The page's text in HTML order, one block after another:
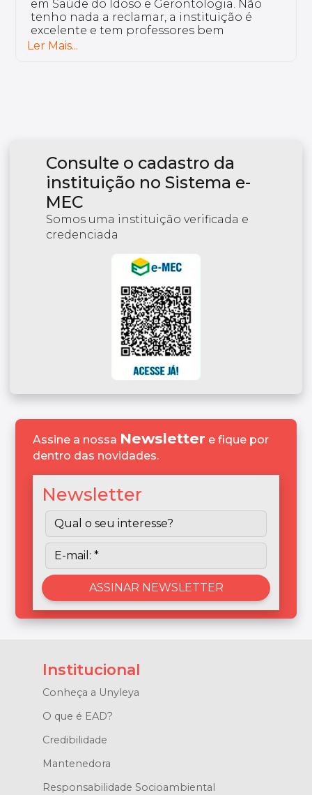
do Idoso e Gerontologia. Não
a reclamar, a instituição é
tem professores bem
Distúrbios
Consulte o cadastro da
instituição no Sistema e-
MEC
Somos uma instituição verificada e
credenciada
Assine a nossa Newsletter e fique por
dentro das novidades.
Newsletter
Institucional
Conheça a Unyleya
O que é EAD?
Credibilidade
Mantenedora
Responsabilidade Socioambiental